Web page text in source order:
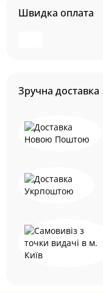
Швидка оплата
Зручна доставка